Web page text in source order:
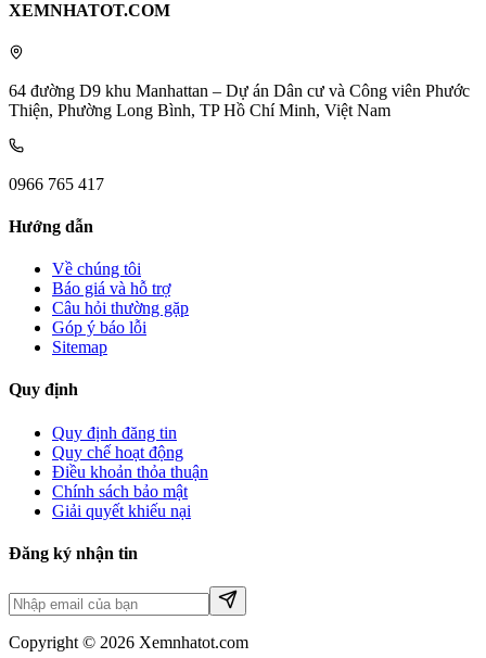
XEMNHATOT.COM
64 đường D9 khu Manhattan – Dự án Dân cư và Công viên Phước
Thiện, Phường Long Bình, TP Hồ Chí Minh, Việt Nam
0966 765 417
Hướng dẫn
Về chúng tôi
Báo giá và hỗ trợ
Câu hỏi thường gặp
Góp ý báo lỗi
Sitemap
Quy định
Quy định đăng tin
Quy chế hoạt động
Điều khoản thỏa thuận
Chính sách bảo mật
Giải quyết khiếu nại
Đăng ký nhận tin
Copyright © 2026 Xemnhatot.com